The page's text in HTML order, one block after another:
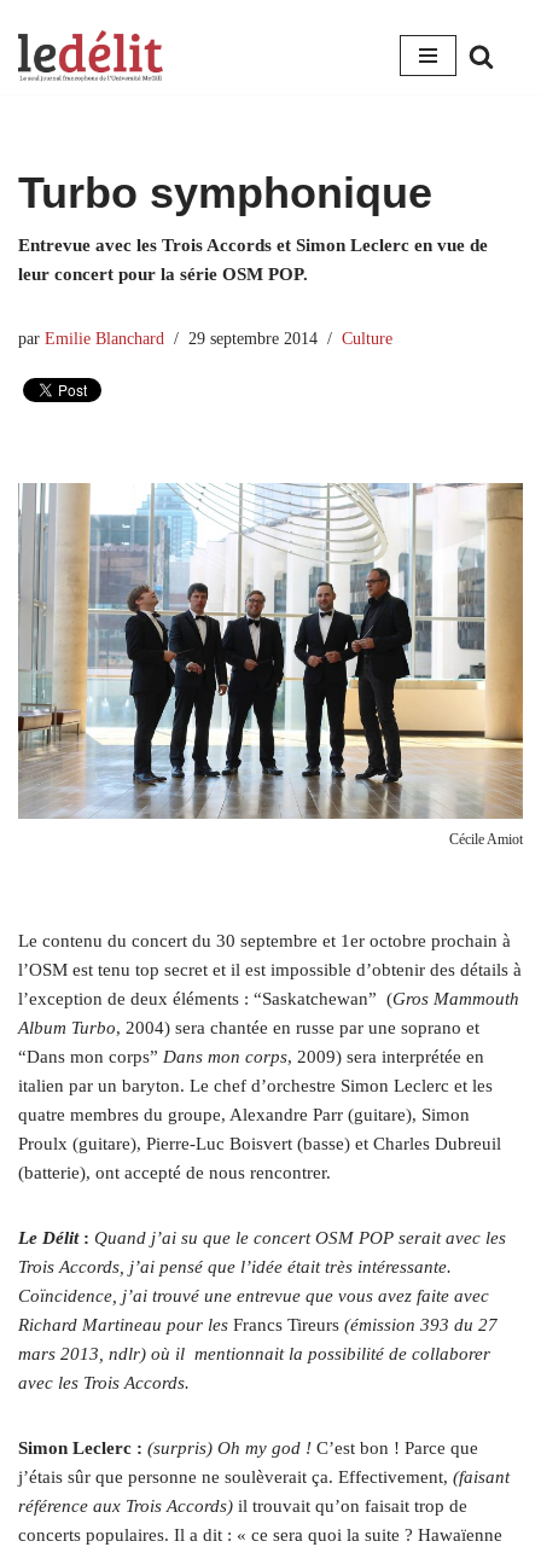
Aller
Turbo symphonique
Entrevue avec les Trois Accords et Simon Leclerc en vue de
leur concert pour la série OSM POP.
par Emilie Blanchard 29 septembre 2014 Culture
Cécile Amiot
Le contenu du concert du 30 septembre et 1er octobre prochain à
l’OSM est tenu top secret et il est impossible d’obtenir des détails à
l’exception de deux éléments : “Saskatchewan” (Gros Mammouth
Album Turbo, 2004) sera chantée en russe par une soprano et
“Dans mon corps” Dans mon corps, 2009) sera interprétée en
italien par un baryton. Le chef d’orchestre Simon Leclerc et les
quatre membres du groupe, Alexandre Parr (guitare), Simon
Proulx (guitare), Pierre-Luc Boisvert (basse) et Charles Dubreuil
(batterie), ont accepté de nous rencontrer.
Le Délit: Quand j’ai su que le concert OSM POP serait avec les
Trois Accords, j’ai pensé que l’idée était très intéressante.
Coïncidence, j’ai trouvé une entrevue que vous avez faite avec
Richard Martineau pour les Francs Tireurs (émission 393 du 27
mars 2013, ndlr) où il mentionnait la possibilité de collaborer
avec les Trois Accords.
Simon Leclerc : (surpris) Oh my god ! C’est bon ! Parce que
j’étais sûr que personne ne soulèverait ça. Effectivement, (faisant
référence aux Trois Accords) il trouvait qu’on faisait trop de
concerts populaires. Il a dit : « ce sera quoi la suite ? Hawaïenne